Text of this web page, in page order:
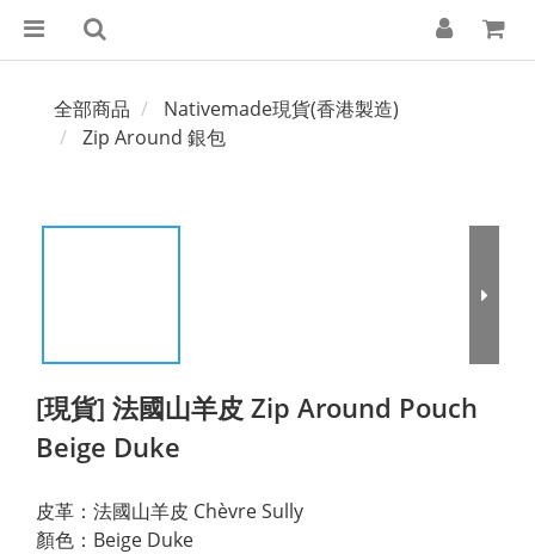
全部商品
Nativemade現貨(香港製造)
Zip Around 銀包
[現貨] 法國山羊皮 Zip Around Pouch
Beige Duke
皮革：法國山羊皮 Chèvre Sully
顏色：Beige Duke